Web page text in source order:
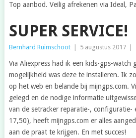
Top aanbod. Veilig afrekenen via Ideal,
SUPER SERVICE!
Bernhard Ruimschoot 5 augustus 2017
Via Aliexpress had ik een kids-gps-watch
mogelijkheid was deze te installeren. Ik
op het web en belande bij mijngps.com.
gelegd en de nodige informatie
van de setracker reparatie-, configuratie-
17,50), heeft mijngps.com er alles
aan de praat te krijgen. En met succes!